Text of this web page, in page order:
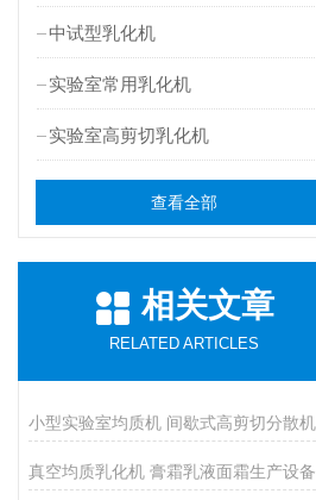
中试型乳化机
实验室常用乳化机
实验室高剪切乳化机
查看全部
相关文章
RELATED ARTICLES
真空均质乳化机 膏霜乳液面霜生产设备